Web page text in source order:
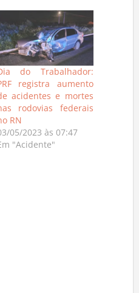
do Trabalhador:
registra aumento
acidentes e mortes
rodovias federais
RN
05/2023 às 07:47
"Acidente"